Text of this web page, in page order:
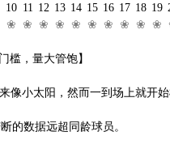
10
❀
11
❀
12
❀
13
❀
14
❀
15
❀
16
❀
17
❀
18
❀
19
❀
槛，量大管饱】
像小太阳，然而一到场上就开始
的数据远超同龄球员。